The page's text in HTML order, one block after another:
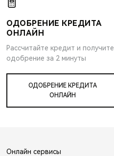
ОДОБРЕНИЕ КРЕДИТА
ОНЛАЙН
Рассчитайте кредит и получите
одобрение за 2 минуты
ОДОБРЕНИЕ КРЕДИТА
ОНЛАЙН
Онлайн сервисы